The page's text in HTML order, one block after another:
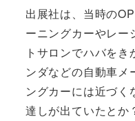
出展社は、当時の
ーニングカーやレー
トサロンでハバを
ンダなどの自動車
ングカーには近づ
達しが出ていたと